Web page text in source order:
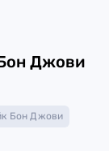
Джови
Бон Джови